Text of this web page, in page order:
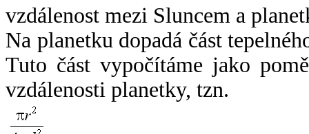
vzdálenost mezi Sluncem a
Na planetku dopadá část
Tuto část vypočítáme jako
vzdálenosti planetky, tzn.